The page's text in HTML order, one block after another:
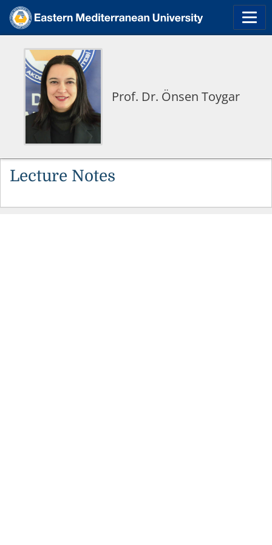
Prof. Dr. Önsen Toygar
Lecture Notes